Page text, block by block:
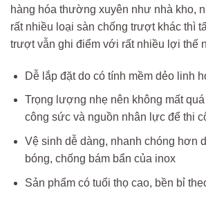
hàng hóa thường xuyên như nhà kho,
rất nhiều loại sàn chống trượt khác thì
trượt vẫn ghi điểm với rất nhiều lợi thế
Dễ lắp đặt do có tính mềm dẻo linh
Trọng lượng nhẹ nên không mất
công sức và nguồn nhân lực để thi
Vệ sinh dễ dàng, nhanh chóng hơn
bóng, chống bám bẩn của inox
Sản phẩm có tuổi thọ cao, bền bỉ